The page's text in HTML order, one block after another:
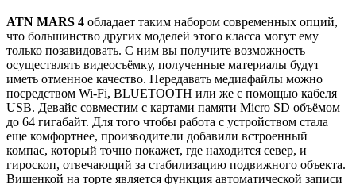
ATN MARS 4 обладает таким набором современных опций,
что большинство других моделей этого класса могут ему
только позавидовать. С ним вы получите возможность
осуществлять видеосъёмку, полученные материалы будут
иметь отменное качество. Передавать медиафайлы можно
посредством Wi-Fi, BLUETOOTH или же с помощью кабеля
USB. Девайс совместим с картами памяти Micro SD объёмом
до 64 гигабайт. Для того чтобы работа с устройством стала
еще комфортнее, производители добавили встроенный
компас, который точно покажет, где находится север, и
гироскоп, отвечающий за стабилизацию подвижного объекта.
Вишенкой на торте является функция автоматической записи